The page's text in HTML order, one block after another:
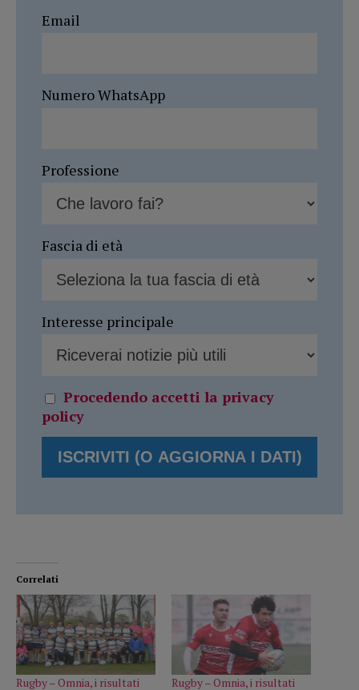
Email
Numero WhatsApp
Professione
Fascia di età
Interesse principale
Procedendo accetti la privacy
policy
Correlati
Rugby – Omnia, i risultati Rugby – Omnia, i risultati